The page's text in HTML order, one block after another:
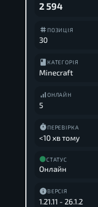
2 594
ПОЗИЦІЯ
30
КАТЕГОРІЯ
Minecraft
ОНЛАЙН
5
ПЕРЕВІРКА
<10 хв тому
СТАТУС
Онлайн
ВЕРСІЯ
1.21.11 - 26.1.2